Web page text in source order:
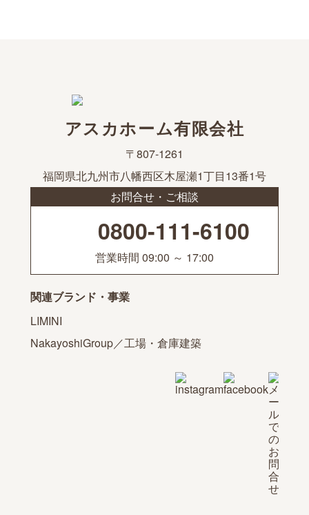
アスカホーム有限会社
〒807-1261
福岡県北九州市八幡西区木屋瀬1丁目13番1号
お問合せ・ご相談
0800-111-6100
営業時間 09:00 ～ 17:00
関連ブランド・事業
LIMINI
NakayoshiGroup／工場・倉庫建築